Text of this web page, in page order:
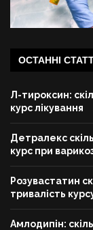
ОСТАННІ
Л-тироксин:
курс лікування
Детралекс
курс при
Розувастатин
тривалість
Амлодипін: